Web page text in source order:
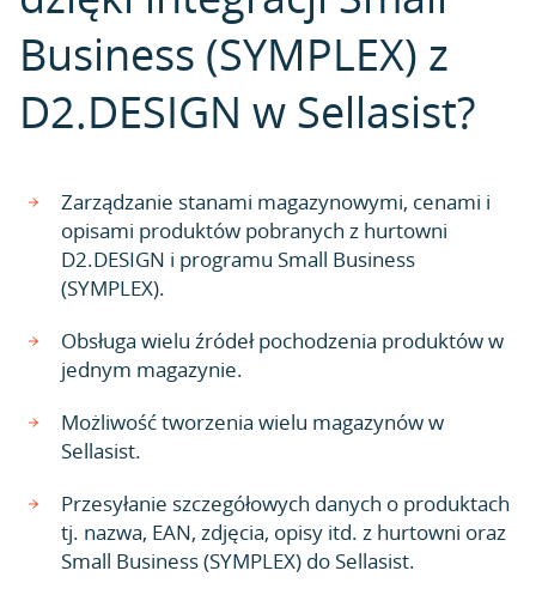
Business (SYMPLEX) z
D2.DESIGN w Sellasist?
Zarządzanie stanami magazynowymi, cenami i
opisami produktów pobranych z hurtowni
D2.DESIGN i programu Small Business
(SYMPLEX).
Obsługa wielu źródeł pochodzenia produktów w
jednym magazynie.
Możliwość tworzenia wielu magazynów w
Sellasist.
Przesyłanie szczegółowych danych o produktach
tj. nazwa, EAN, zdjęcia, opisy itd. z hurtowni oraz
Small Business (SYMPLEX) do Sellasist.